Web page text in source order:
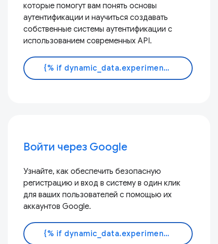
которые помогут вам понять основы
аутентификации и научиться создавать
собственные системы аутентификации с
использованием современных API.
{% if dynamic_data.experiments.IdentityButtonTextFeature.button_variant == 'variant_a' %}Узнать больше{% else %}Читать документацию{% endif %}
Войти через Google
Узнайте, как обеспечить безопасную
регистрацию и вход в систему в один клик
для ваших пользователей с помощью их
аккаунтов Google.
{% if dynamic_data.experiments.IdentityButtonTextFeature.button_variant == 'variant_a' %}Узнать больше{% else %}Читать документ{% endif %}